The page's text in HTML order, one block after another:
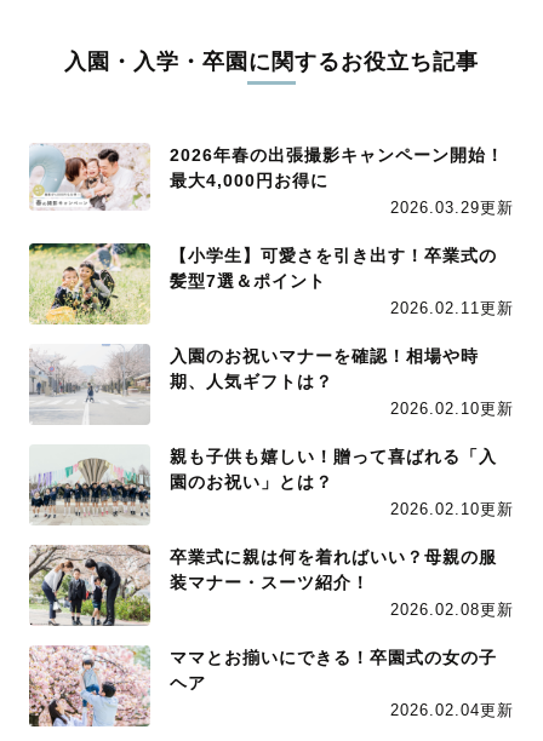
入園・入学・卒園に関するお役立ち記事
2026年春の出張撮影キャンペーン開始！
最大4,000円お得に
2026.03.29更新
【小学生】可愛さを引き出す！卒業式の
髪型7選＆ポイント
2026.02.11更新
入園のお祝いマナーを確認！相場や時
期、人気ギフトは？
2026.02.10更新
親も子供も嬉しい！贈って喜ばれる「入
園のお祝い」とは？
2026.02.10更新
卒業式に親は何を着ればいい？母親の服
装マナー・スーツ紹介！
2026.02.08更新
ママとお揃いにできる！卒園式の女の子
ヘア
2026.02.04更新